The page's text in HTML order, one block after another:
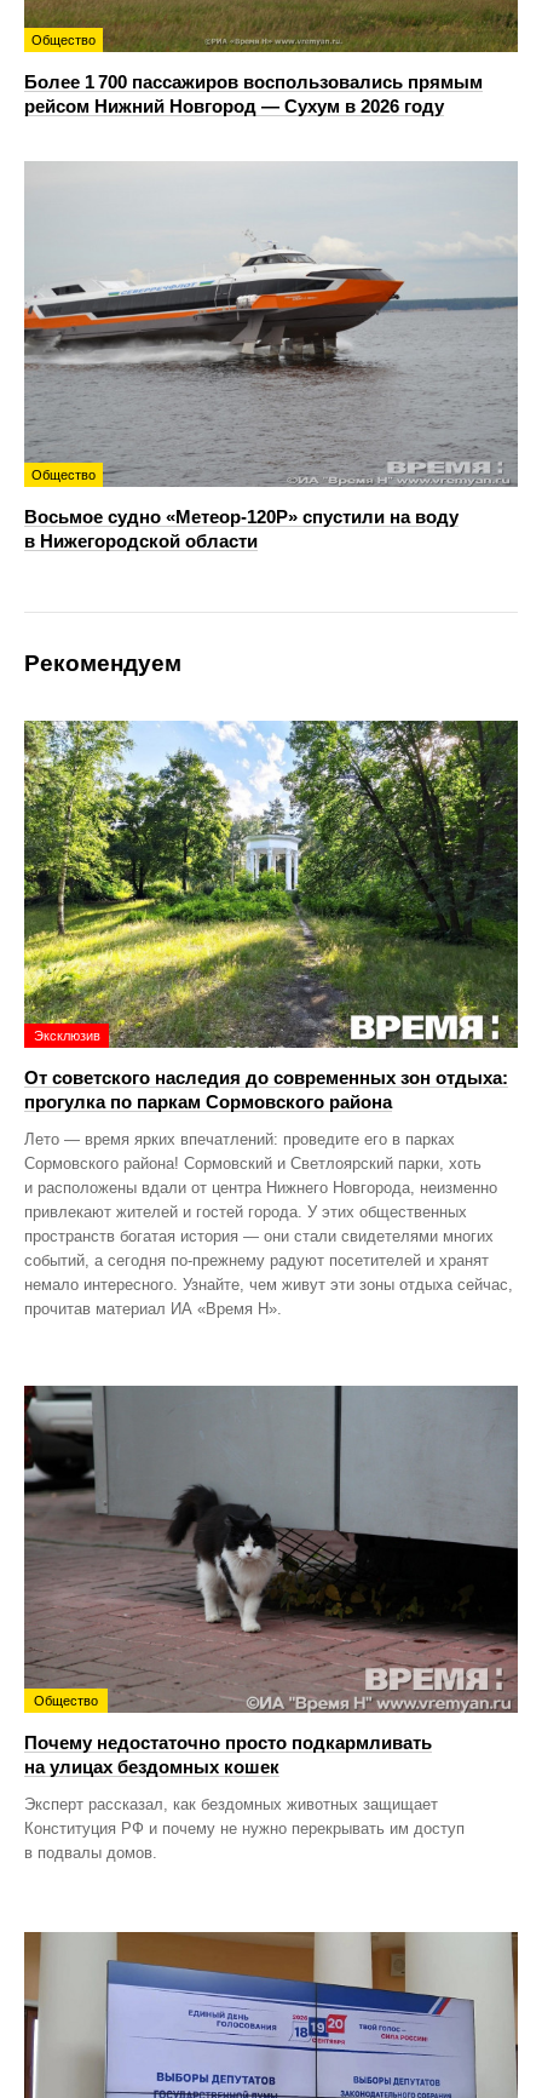
Общество
Более 1 700 пассажиров воспользовались прямым
рейсом Нижний Новгород — Сухум в 2026 году
Общество
Восьмое судно «Метеор-120Р» спустили на воду
в Нижегородской области
Рекомендуем
Эксклюзив
От советского наследия до современных зон отдыха:
прогулка по паркам Сормовского района
Лето — время ярких впечатлений: проведите его в парках
Сормовского района! Сормовский и Светлоярский парки, хоть
и расположены вдали от центра Нижнего Новгорода, неизменно
привлекают жителей и гостей города. У этих общественных
пространств богатая история — они стали свидетелями многих
событий, а сегодня по‑прежнему радуют посетителей и хранят
немало интересного. Узнайте, чем живут эти зоны отдыха сейчас,
прочитав материал ИА «Время Н».
Общество
Почему недостаточно просто подкармливать
на улицах бездомных кошек
Эксперт рассказал, как бездомных животных защищает
Конституция РФ и почему не нужно перекрывать им доступ
в подвалы домов.